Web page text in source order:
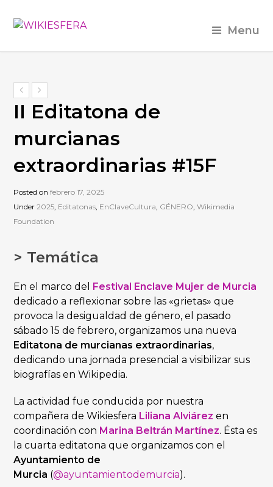
Menu
II Editatona de
murcianas
extraordinarias #15F
Posted onfebrero 17, 2025
Under2025, Editatonas, EnClaveCultura, GÉNERO,Wikimedia
Foundation
> Temática
En el marco del Festival Enclave Mujer de Murcia
dedicado a reflexionar sobre las «grietas» que
provoca la desigualdad de género, el pasado
sábado 15 de febrero, organizamos una nueva
Editatona de murcianas extraordinarias,
dedicando una jornada presencial a visibilizar sus
biografías en Wikipedia.
La actividad fue conducida por nuestra
compañera de Wikiesfera Liliana Alviárez en
coordinación con Marina Beltrán Martínez. Ésta es
la cuarta editatona que organizamos con el
Ayuntamiento de
Murcia (@ayuntamientodemurcia).